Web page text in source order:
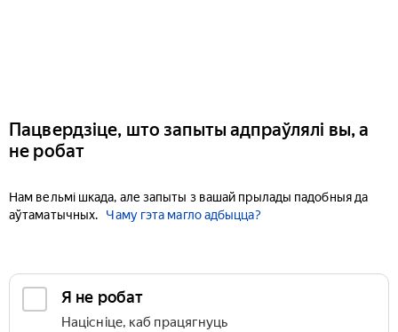
Пацвердзіце, што запыты адпраўлялі вы, а
не робат
Нам вельмі шкада, але запыты з вашай прылады падобныя да
аўтаматычных.
Чаму гэта магло адбыцца?
Я не робат
Націсніце, каб працягнуць